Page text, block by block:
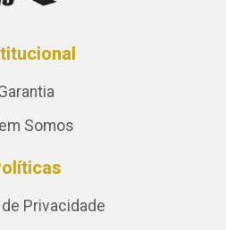
Somos
Privacidade